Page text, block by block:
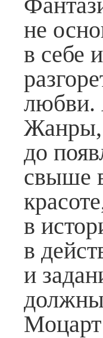
не
в себе
любви.
Жанры,
до
свыше
в
в
и